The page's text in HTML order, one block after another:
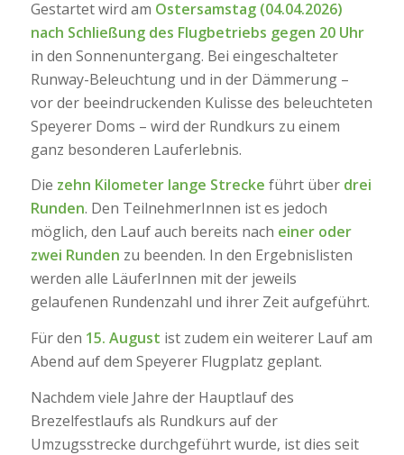
Gestartet wird am Ostersamstag (04.04.2026)
nach Schließung des Flugbetriebs gegen 20 Uhr
in den Sonnenuntergang. Bei eingeschalteter
Runway-Beleuchtung und in der Dämmerung –
vor der beeindruckenden Kulisse des beleuchteten
Speyerer Doms – wird der Rundkurs zu einem
ganz besonderen Lauferlebnis.
Die zehn Kilometer lange Strecke führt über drei
Runden. Den TeilnehmerInnen ist es jedoch
möglich, den Lauf auch bereits nach einer oder
zwei Runden zu beenden. In den Ergebnislisten
werden alle LäuferInnen mit der jeweils
gelaufenen Rundenzahl und ihrer Zeit aufgeführt.
Für den 15. August ist zudem ein weiterer Lauf am
Abend auf dem Speyerer Flugplatz geplant.
Nachdem viele Jahre der Hauptlauf des
Brezelfestlaufs als Rundkurs auf der
Umzugsstrecke durchgeführt wurde, ist dies seit